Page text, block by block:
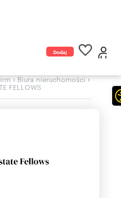
Dodaj
›Biura nieruchomości›
FELLOWS